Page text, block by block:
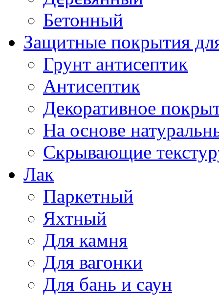
Бетонный
Защитные покрытия
Грунт антисептик
Антисептик
Декоративное
На основе
Скрывающие
Лак
Паркетный
Яхтный
Для камня
Для вагонки
Для бань и саун